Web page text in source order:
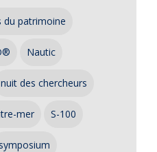
du patrimoine
Nautic
nuit des chercheurs
mer S-100
symposium